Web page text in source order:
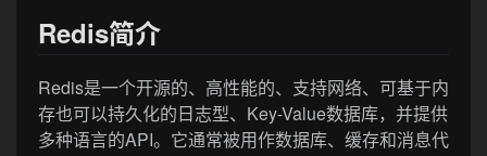
Redis简介
Redis是一个开源的、高性能的、支持网络、可基于内
存也可以持久化的日志型、Key-Value数据库，并提供
多种语言的API。它通常被用作数据库、缓存和消息代